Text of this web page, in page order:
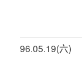
96.05.19(六)